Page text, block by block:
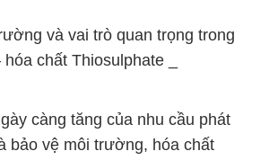
và vai trò quan trọng trong
chất Thiosulphate _
càng tăng của nhu cầu phát
bảo vệ môi trường, hóa chất